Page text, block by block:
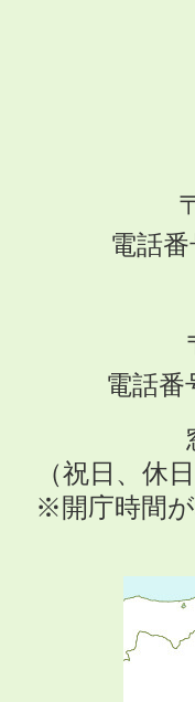
電話
電話
（祝日、休
※開庁時間